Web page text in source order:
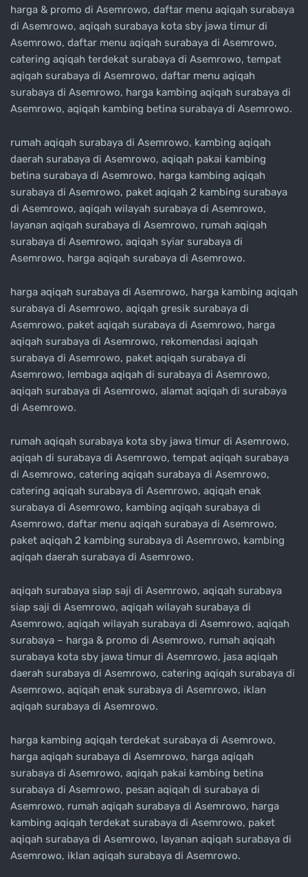
harga & promo di Asemrowo, daftar menu aqiqah surabaya
di Asemrowo, aqiqah surabaya kota sby jawa timur di
Asemrowo, daftar menu aqiqah surabaya di Asemrowo,
catering aqiqah terdekat surabaya di Asemrowo, tempat
aqiqah surabaya di Asemrowo, daftar menu aqiqah
surabaya di Asemrowo, harga kambing aqiqah surabaya di
Asemrowo, aqiqah kambing betina surabaya di Asemrowo.
rumah aqiqah surabaya di Asemrowo, kambing aqiqah
daerah surabaya di Asemrowo, aqiqah pakai kambing
betina surabaya di Asemrowo, harga kambing aqiqah
surabaya di Asemrowo, paket aqiqah 2 kambing surabaya
di Asemrowo, aqiqah wilayah surabaya di Asemrowo,
layanan aqiqah surabaya di Asemrowo, rumah aqiqah
surabaya di Asemrowo, aqiqah syiar surabaya di
Asemrowo, harga aqiqah surabaya di Asemrowo.
harga aqiqah surabaya di Asemrowo, harga kambing aqiqah
surabaya di Asemrowo, aqiqah gresik surabaya di
Asemrowo, paket aqiqah surabaya di Asemrowo, harga
aqiqah surabaya di Asemrowo, rekomendasi aqiqah
surabaya di Asemrowo, paket aqiqah surabaya di
Asemrowo, lembaga aqiqah di surabaya di Asemrowo,
aqiqah surabaya di Asemrowo, alamat aqiqah di surabaya
di Asemrowo.
rumah aqiqah surabaya kota sby jawa timur di Asemrowo,
aqiqah di surabaya di Asemrowo, tempat aqiqah surabaya
di Asemrowo, catering aqiqah surabaya di Asemrowo,
catering aqiqah surabaya di Asemrowo, aqiqah enak
surabaya di Asemrowo, kambing aqiqah surabaya di
Asemrowo, daftar menu aqiqah surabaya di Asemrowo,
paket aqiqah 2 kambing surabaya di Asemrowo, kambing
aqiqah daerah surabaya di Asemrowo.
aqiqah surabaya siap saji di Asemrowo, aqiqah surabaya
siap saji di Asemrowo, aqiqah wilayah surabaya di
Asemrowo, aqiqah wilayah surabaya di Asemrowo, aqiqah
surabaya – harga & promo di Asemrowo, rumah aqiqah
surabaya kota sby jawa timur di Asemrowo, jasa aqiqah
daerah surabaya di Asemrowo, catering aqiqah surabaya di
Asemrowo, aqiqah enak surabaya di Asemrowo, iklan
aqiqah surabaya di Asemrowo.
harga kambing aqiqah terdekat surabaya di Asemrowo,
harga aqiqah surabaya di Asemrowo, harga aqiqah
surabaya di Asemrowo, aqiqah pakai kambing betina
surabaya di Asemrowo, pesan aqiqah di surabaya di
Asemrowo, rumah aqiqah surabaya di Asemrowo, harga
kambing aqiqah terdekat surabaya di Asemrowo, paket
aqiqah surabaya di Asemrowo, layanan aqiqah surabaya di
Asemrowo, iklan aqiqah surabaya di Asemrowo.